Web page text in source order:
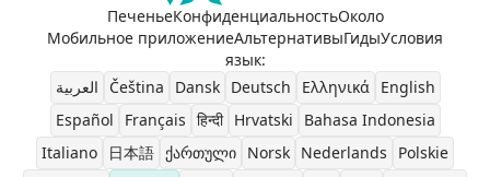
ПеченьеКонфиденциальностьОколо
Мобильное приложениеАльтернативыГидыУсловия
язык:
العربية
Čeština Dansk Deutsch Ελληνικά
English
Español
Français हिन्दी Hrvatski
Bahasa Indonesia
Italiano
日本語 ქართული Norsk Nederlands
Polskie